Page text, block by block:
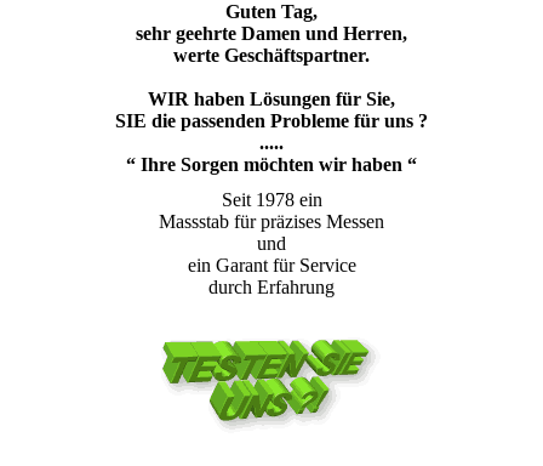
Guten Tag,
sehr geehrte Damen und Herren,
werte Geschäftspartner.
WIR haben Lösungen für Sie,
SIE die passenden Probleme für uns ?
.....
“ Ihre Sorgen möchten wir haben “
Seit 1978 ein
Massstab für präzises Messen
und
ein Garant für Service
durch Erfahrung